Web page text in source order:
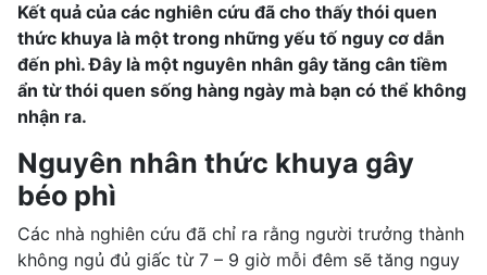
Kết quả của các nghiên cứu đã cho thấy thói quen
thức khuya là một trong những yếu tố nguy cơ dẫn
đến phì. Đây là một nguyên nhân gây tăng cân tiềm
ẩn từ thói quen sống hàng ngày mà bạn có thể không
nhận ra.
Nguyên nhân thức khuya gây
béo phì
Các nhà nghiên cứu đã chỉ ra rằng người trưởng thành
không ngủ đủ giấc từ 7 – 9 giờ mỗi đêm sẽ tăng nguy